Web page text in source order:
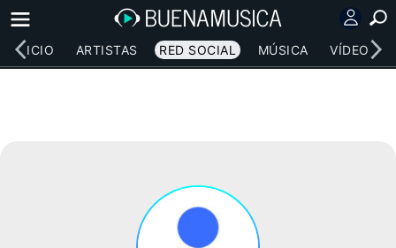
INICIO ARTISTAS RED SOCIAL MÚSICA VÍDEOS